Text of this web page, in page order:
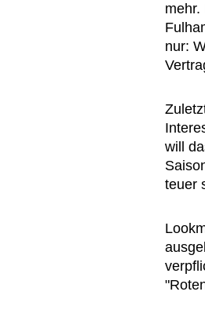
mehr.
nur:
will
teuer